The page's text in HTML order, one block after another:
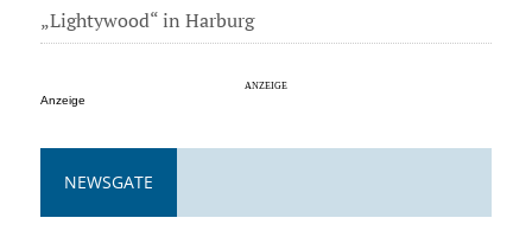
„Lightywood“ in Harburg
Anzeige
NEWSGATE